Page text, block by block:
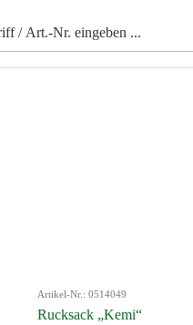
Artikel-Nr.: 0514049
Rucksack „Kemi“